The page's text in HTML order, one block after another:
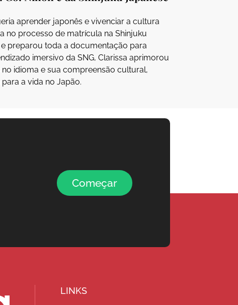
aprender japonês e vivenciar a cultura
no processo de matrícula na Shinjuku
e preparou toda a documentação para
imersivo da SNG, Clarissa aprimorou
idioma e sua compreensão cultural,
a vida no Japão.
Começar
LINKS